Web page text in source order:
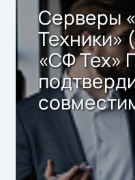
Серверы
Техники»
«СФ Тех»
решением
Storage
хранения